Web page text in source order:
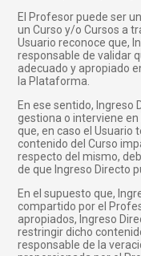
El Profesor puede ser
un Curso y/o Cursos a
Usuario reconoce que,
responsable de validar
adecuado y apropiado
la Plataforma.
En ese sentido, Ingreso
gestiona o interviene
que, en caso el Usuario
contenido del Curso
respecto del mismo,
de que Ingreso Directo
En el supuesto que,
compartido por el
apropiados, Ingreso
restringir dicho
responsable de la